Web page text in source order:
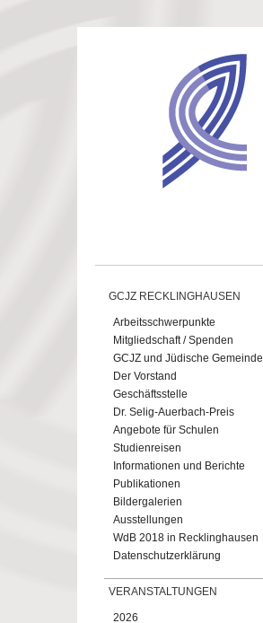
GCJZ RECKLINGHAUSEN
Arbeitsschwerpunkte
Mitgliedschaft / Spenden
GCJZ und Jüdische Gemeinde
Der Vorstand
Geschäftsstelle
Dr. Selig-Auerbach-Preis
Angebote für Schulen
Studienreisen
Informationen und Berichte
Publikationen
Bildergalerien
Ausstellungen
WdB 2018 in Recklinghausen
Datenschutzerklärung
VERANSTALTUNGEN
2026